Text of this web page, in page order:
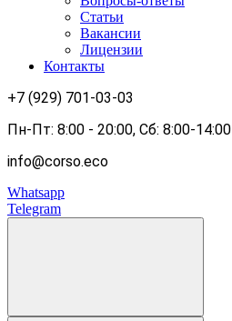
Статьи
Вакансии
Лицензии
Контакты
+7 (929) 701-03-03
Пн-Пт: 8:00 - 20:00, Сб: 8:00-14:00
info@corso.eco
Whatsapp
Telegram